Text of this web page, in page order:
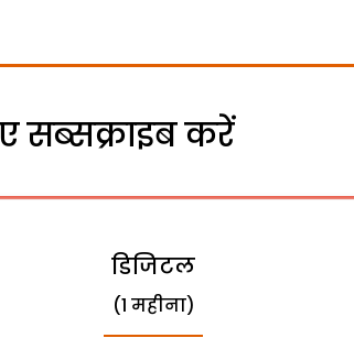
सब्सक्राइब करें
डिजिटल
(1 महीना)